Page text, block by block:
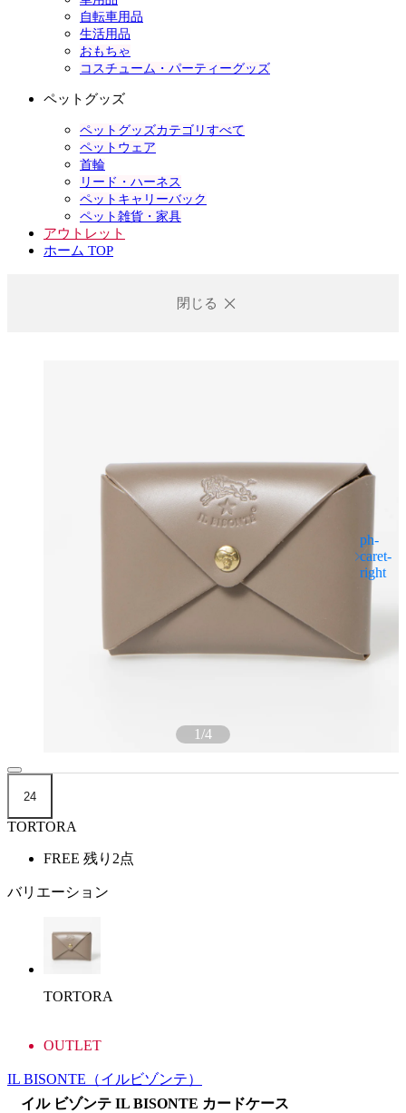
自転車用品
生活用品
おもちゃ
コスチューム・パーティーグッズ
ペットグッズ
ペットグッズカテゴリすべて
ペットウェア
首輪
リード・ハーネス
ペットキャリーバック
ペット雑貨・家具
アウトレット
ホーム TOP
閉じる
1/4
24
TORTORA
FREE 残り2点
バリエーション
TORTORA
OUTLET
IL BISONTE （イルビゾンテ）
イル ビゾンテ IL BISONTE カードケース